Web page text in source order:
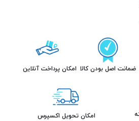
ضمانت اصل بودن کالا امکان پرداخت آنلاین
امکان تحویل اکسپرس